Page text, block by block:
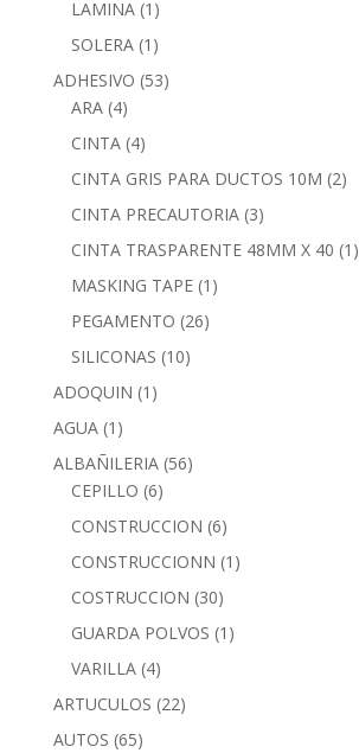
LAMINA (1)
SOLERA (1)
ADHESIVO (53)
ARA (4)
CINTA (4)
CINTA GRIS PARA DUCTOS 10M (2)
CINTA PRECAUTORIA (3)
CINTA TRASPARENTE 48MM X 40 (1)
MASKING TAPE (1)
PEGAMENTO (26)
SILICONAS (10)
ADOQUIN (1)
AGUA (1)
ALBAÑILERIA (56)
CEPILLO (6)
CONSTRUCCION (6)
CONSTRUCCIONN (1)
COSTRUCCION (30)
GUARDA POLVOS (1)
VARILLA (4)
ARTUCULOS (22)
AUTOS (65)